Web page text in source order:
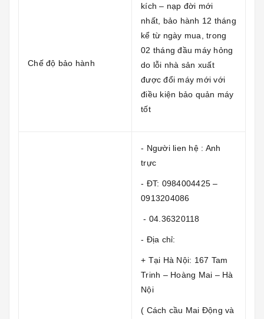
Chế độ bảo hành
kích – nạp đời mới
nhất, bảo hành 12 tháng
kể từ ngày mua, trong
02 tháng đầu máy hỏng
do lỗi nhà sản xuất
được đổi máy mới với
điều kiện bảo quản máy
tốt
- Người lien hệ : Anh
trực
- ĐT: 0984004425 –
0913204086
- 04.36320118
- Địa chỉ:
+ Tại Hà Nội: 167 Tam
Trinh – Hoàng Mai – Hà
Nội
( Cách cầu Mai Động và